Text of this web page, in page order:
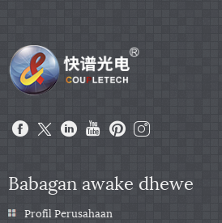
Babagan awake dhewe
Profil Perusahaan